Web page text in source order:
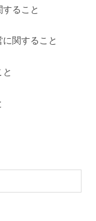
ること
関すること